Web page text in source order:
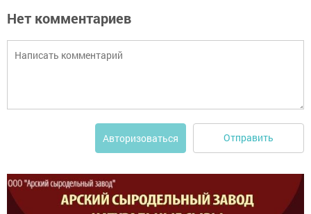
Нет комментариев
Авторизоваться Отправить